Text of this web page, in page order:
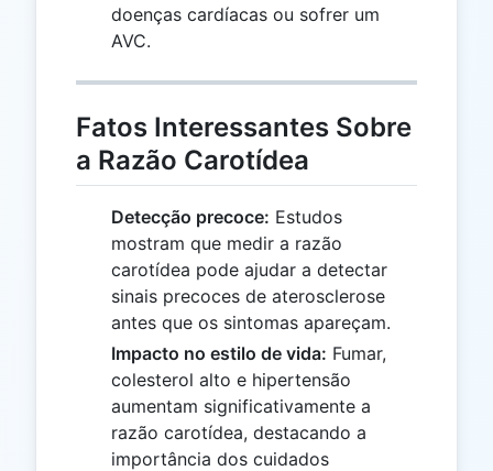
doenças cardíacas ou sofrer um
AVC.
Fatos Interessantes Sobre
a Razão Carotídea
Detecção precoce: Estudos
mostram que medir a razão
carotídea pode ajudar a detectar
sinais precoces de aterosclerose
antes que os sintomas apareçam.
Impacto no estilo de vida: Fumar,
colesterol alto e hipertensão
aumentam significativamente a
razão carotídea, destacando a
importância dos cuidados